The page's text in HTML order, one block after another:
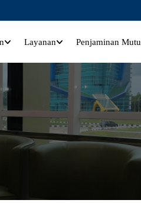
Layanan Penjaminan Mutu